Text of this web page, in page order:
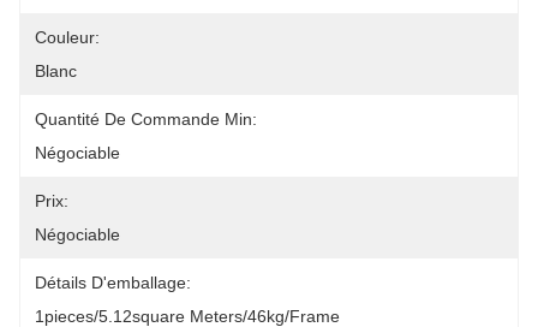
Couleur:
Blanc
Quantité De Commande Min:
Négociable
Prix:
Négociable
Détails D'emballage:
1pieces/5.12square Meters/46kg/frame